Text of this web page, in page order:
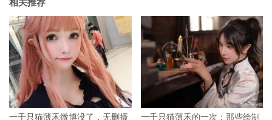
一千只猫薄禾微博没了，无删摄 一千只猫薄禾的一次：那些绘制